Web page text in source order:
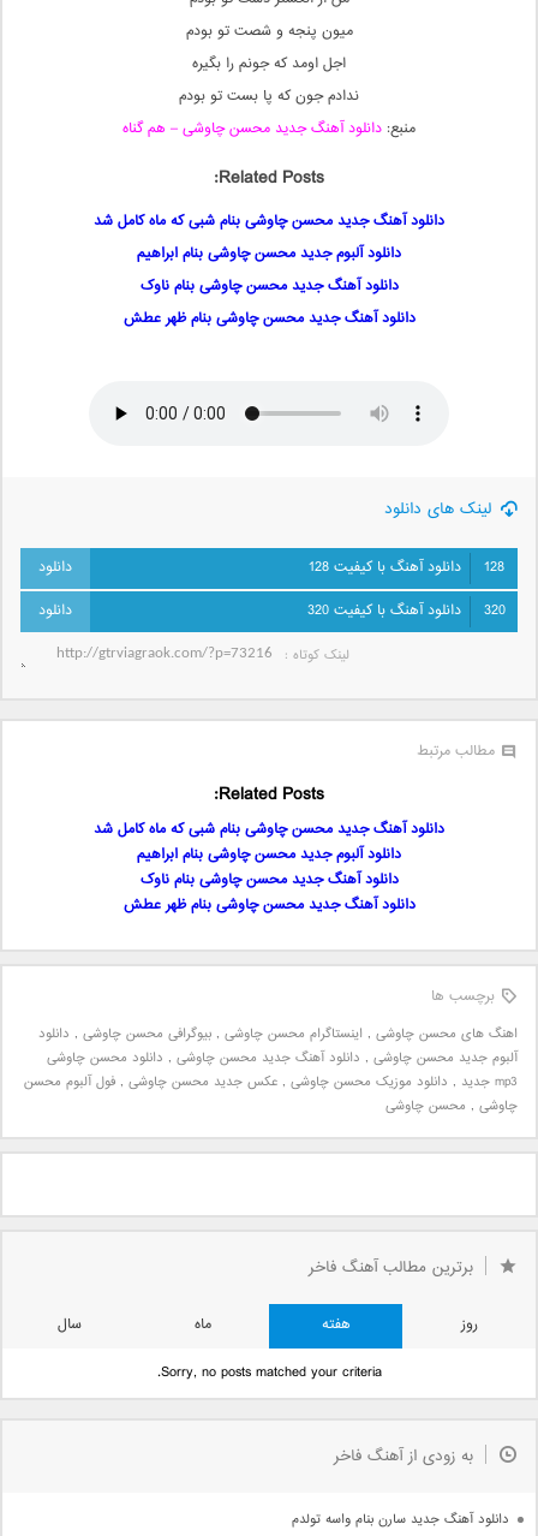
میون پنجه و شصت تو بودم
اجل اومد که جونم را بگیره
ندادم جون که پا بست تو بودم
منبع: دانلود آهنگ جدید محسن چاوشی – هم گناه
Related Posts:
دانلود آهنگ جدید محسن چاوشی بنام شبی که ماه کامل شد
دانلود آلبوم جدید محسن چاوشی بنام ابراهیم
دانلود آهنگ جدید محسن چاوشی بنام ناوک
دانلود آهنگ جدید محسن چاوشی بنام ظهر عطش
لینک های دانلود
128
دانلود آهنگ با کیفیت 128
320
دانلود آهنگ با کیفیت 320
لینک کوتاه‌ :
مطالب مرتبط
Related Posts:
دانلود آهنگ جدید محسن چاوشی بنام شبی که ماه کامل شد
دانلود آلبوم جدید محسن چاوشی بنام ابراهیم
دانلود آهنگ جدید محسن چاوشی بنام ناوک
دانلود آهنگ جدید محسن چاوشی بنام ظهر عطش
برچسب ها
اهنگ های محسن چاوشی , اینستاگرام محسن چاوشی , بیوگرافی محسن چاوشی , دانلود
آلبوم جدید محسن چاوشی , دانلود آهنگ جدید محسن چاوشی , دانلود محسن چاوشی
mp3 جدید
, دانلود موزیک محسن چاوشی , عکس جدید محسن چاوشی , فول آلبوم محسن
چاوشی , محسن چاوشی
برترین مطالب آهنگ فاخر
روز هفته ماه
سال
Sorry, no posts matched your criteria.
به زودی از آهنگ فاخر
دانلود آهنگ جدید سارن بنام واسه تولدم